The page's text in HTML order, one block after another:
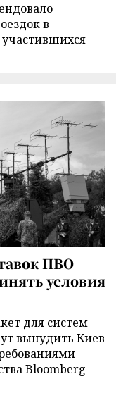
в
ПВО
условия
для систем
вынудить Киев
Bloomberg